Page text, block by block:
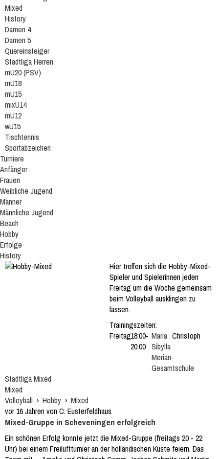
Mixed
History
Damen 4
Damen 5
Quereinsteiger
Stadtliga Herren
mU20 (PSV)
mU18
mU15
mixU14
mU12
wU15
Tischtennis
Sportabzeichen
Turniere
Anfänger
Frauen
Weibliche Jugend
Männer
Männliche Jugend
Beach
Hobby
Erfolge
History
Hier treffen sich die Hobby-Mixed-
Spieler und Spielerinnen jeden
Freitag um die Woche gemeinsam
beim Volleyball ausklingen zu
lassen.
Trainingszeiten:
Freitag18:00-
20:00
Maria
Sibylla
Merian-
Gesamtschule
Christoph
Stadtliga Mixed
Mixed
Volleyball › Hobby › Mixed
vor 16 Jahren von C. Eusterfeldhaus
Mixed-Gruppe in Scheveningen erfolgreich
Ein schönen Erfolg konnte jetzt die Mixed-Gruppe (freitags 20 - 22
Uhr) bei einem Freiluftturnier an der holländischen Küste feiern. Das